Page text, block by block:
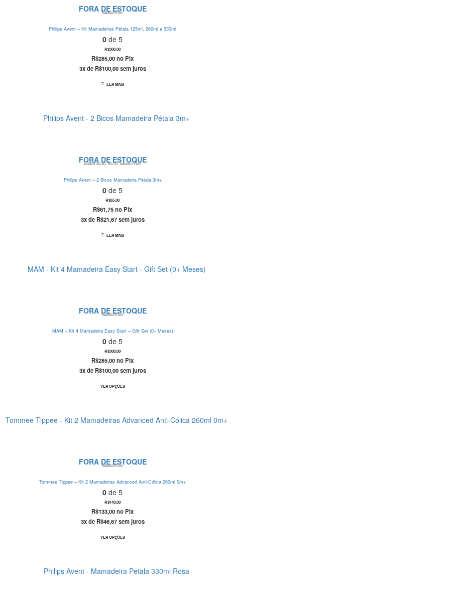
FORA DE ESTOQUE
MAMADEIRAS
Philips Avent – Kit Mamadeiras Pétala 125ml, 260ml e 330ml
0 de 5
R$300,00
R$285,00no Pix
3x de R$100,00 sem juros
LER MAIS
FORA DE ESTOQUE
ALIMENTAÇÃO,BICOS,MAMADEIRAS
Philips Avent – 2 Bicos Mamadeira Pétala 3m+
0 de 5
R$65,00
R$61,75no Pix
3x de R$21,67 sem juros
LER MAIS
FORA DE ESTOQUE
MAMADEIRAS
MAM – Kit 4 Mamadeira Easy Start – Gift Set (0+ Meses)
0 de 5
R$300,00
R$285,00no Pix
3x de R$100,00 sem juros
VER OPÇÕES
Este produto tem várias variantes. As opções podem ser escolhidas na página do produto
FORA DE ESTOQUE
MAMADEIRAS
Tommee Tippee – Kit 2 Mamadeiras Advanced Anti-Cólica 260ml 0m+
0 de 5
R$140,00
R$133,00no Pix
3x de R$46,67 sem juros
VER OPÇÕES
Este produto tem várias variantes. As opções podem ser escolhidas na página do produto